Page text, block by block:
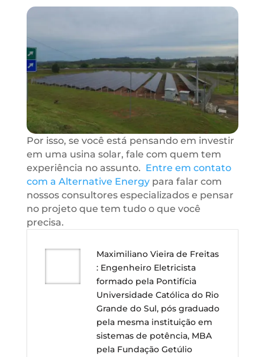
Por isso, se você está pensando em investir
em uma usina solar, fale com quem tem
experiência no assunto. Entre em contato
com a Alternative Energy para falar com
nossos consultores especializados e pensar
no projeto que tem tudo o que você
precisa.
Maximiliano Vieira de Freitas
: Engenheiro Eletricista
formado pela Pontifícia
Universidade Católica do Rio
Grande do Sul, pós graduado
pela mesma instituição em
sistemas de potência, MBA
pela Fundação Getúlio